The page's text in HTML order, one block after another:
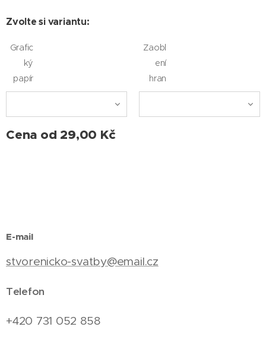
Zvolte si variantu:
Grafic
ký
papír
Zaobl
ení
hran
Cena od 29,00 Kč
E-mail
stvorenicko-svatby@email.cz
Telefon
+420 731 052 858